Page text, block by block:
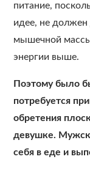
питание,
идее, не должен
мышечной
энергии выше.
Поэтому было
потребуется
обретения
девушке.
себя в еде и